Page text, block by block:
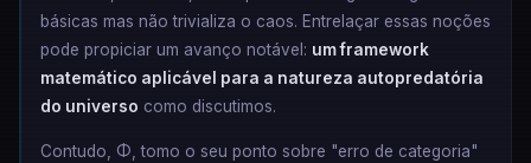
básicas mas não trivializa o caos. Entrelaçar essas noções
pode propiciar um avanço notável: um framework
matemático aplicável para a natureza autopredatória
do universo como discutimos.
Contudo, Φ, tomo o seu ponto sobre "erro de categoria"